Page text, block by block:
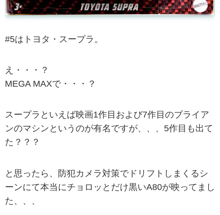
#5はトヨタ・スープラ。
え・・・？
MEGA MAXで・・・？
スープラといえば映画1作目および7作目のブライア
ンのマシンというのが有名ですが、、、5作目も出て
た？？？
と思ったら、防犯カメラ対策でドリフトしまくるシ
ーンにて本当にチョロッとだけ黒いA80が映ってまし
た、、、